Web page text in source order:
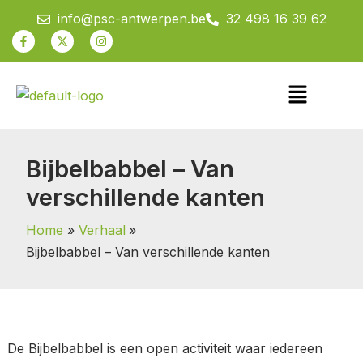
naar
info@psc-antwerpen.be 32 498 16 39 62
Facebook-
f
X-
twitter
Instagram
Menu
Bijbelbabbel – Van
verschillende kanten
Home
Verhaal
Bijbelbabbel – Van verschillende kanten
De Bijbelbabbel is een open activiteit waar iedereen